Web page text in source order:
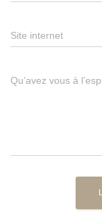
Site internet
Qu’avez vous à